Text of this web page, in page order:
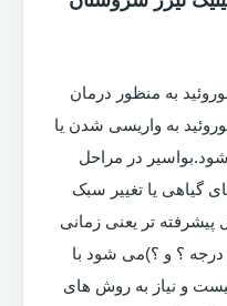
به منظور درمان
به واریسی شدن یا
در مراحل
گیاهی یا تغییر سبک
تر یعنی زمانی
درجه ؟ و ؟)می شود با
و نیاز به روش های